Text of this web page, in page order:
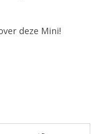
deze Mini!